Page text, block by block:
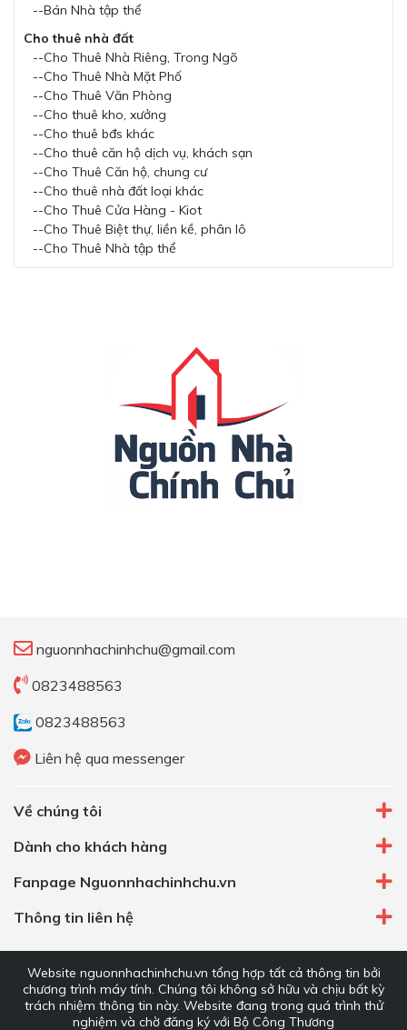
--Bán Nhà tập thể
Cho thuê nhà đất
--Cho Thuê Nhà Riêng, Trong Ngõ
--Cho Thuê Nhà Mặt Phố
--Cho Thuê Văn Phòng
--Cho thuê kho, xưởng
--Cho thuê bđs khác
--Cho thuê căn hộ dịch vụ, khách sạn
--Cho Thuê Căn hộ, chung cư
--Cho thuê nhà đất loại khác
--Cho Thuê Cửa Hàng - Kiot
--Cho Thuê Biệt thự, liền kề, phân lô
--Cho Thuê Nhà tập thể
nguonnhachinhchu@gmail.com
0823488563
0823488563
Liên hệ qua messenger
Về chúng tôi
Dành cho khách hàng
Fanpage Nguonnhachinhchu.vn
Thông tin liên hệ
Website nguonnhachinhchu.vn tổng hợp tất cả thông tin bởi
chương trình máy tính. Chúng tôi không sở hữu và chịu bất kỳ
trách nhiệm thông tin này. Website đang trong quá trình thử
nghiệm và chờ đăng ký với Bộ Công Thương